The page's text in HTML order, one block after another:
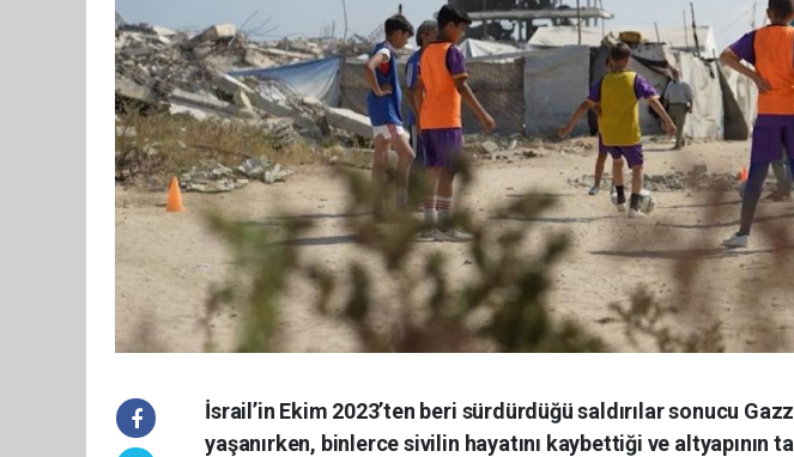
İsrail’in Ekim 2023’ten beri sürdürdüğü saldırılar sonucu
yaşanırken, binlerce sivilin hayatını kaybettiği ve altyapının